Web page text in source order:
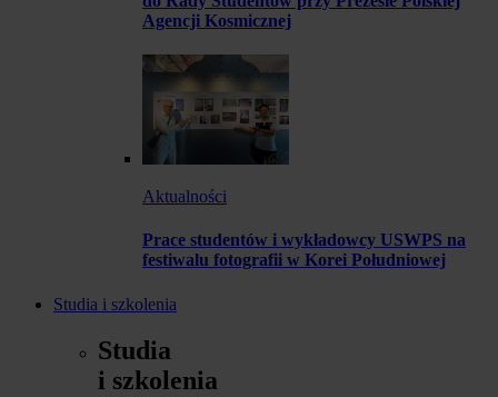
Agencji Kosmicznej
Aktualności
Prace studentów i wykładowcy USWPS na
festiwalu fotografii w Korei Południowej
Studia i szkolenia
Studia
i szkolenia